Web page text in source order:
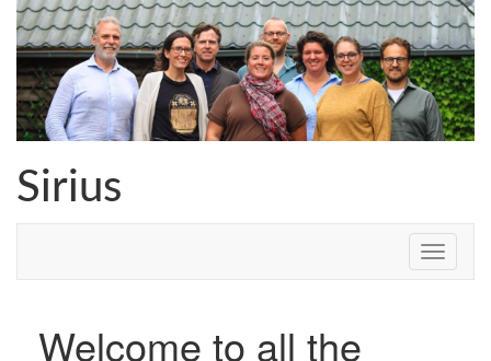
Skip
content
Sirius
Welcome to all the